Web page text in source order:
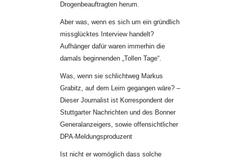
Drogenbeauftragten herum.
Aber was, wenn es sich um ein gründlich
missglücktes Interview handelt?
Aufhänger dafür waren immerhin die
damals beginnenden „Tollen Tage“.
Was, wenn sie schlichtweg Markus
Grabitz, auf dem Leim gegangen wäre? –
Dieser Journalist ist Korrespondent der
Stuttgarter Nachrichten und des Bonner
Generalanzeigers, sowie offensichtlicher
DPA-Meldungsproduzent
Ist nicht er womöglich dass solche